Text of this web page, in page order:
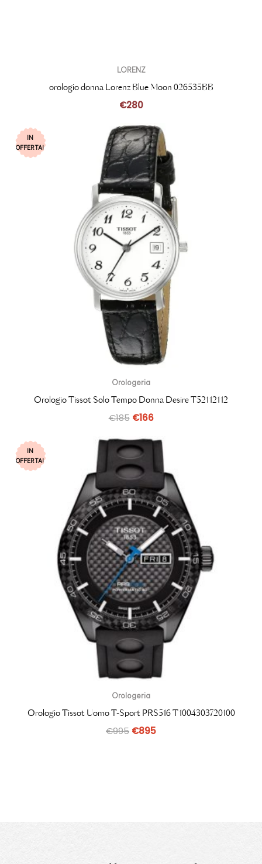
LORENZ
orologio donna Lorenz Blue Moon 026535BB
€280
IN
OFFERTA!
Orologeria
Orologio Tissot Solo Tempo Donna Desire T52112112
€185 €166
IN
OFFERTA!
Orologeria
Orologio Tissot Uomo T-Sport PRS516 T1004303720100
€995 €895